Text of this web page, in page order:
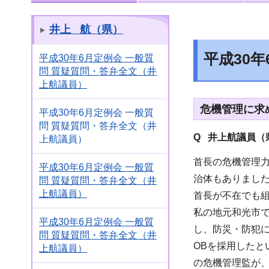
井上 航（県）
平成30年6月定例会 一般質
問 質疑質問・答弁全文（井
上航議員）
平成30年6月定例会 一般質
問 質疑質問・答弁全文（井
上航議員）
平成30年6月定例会 一般質
問 質疑質問・答弁全文（井
上航議員）
平成30年6月定例会 一般質
問 質疑質問・答弁全文（井
上航議員）
平成30
危機管理に求
Q 井上航議員（
首長の危機管理
治体もありまし
首長が不在でも
私の地元和光市
し、防災・防犯
OBを採用したと
の危機管理監が